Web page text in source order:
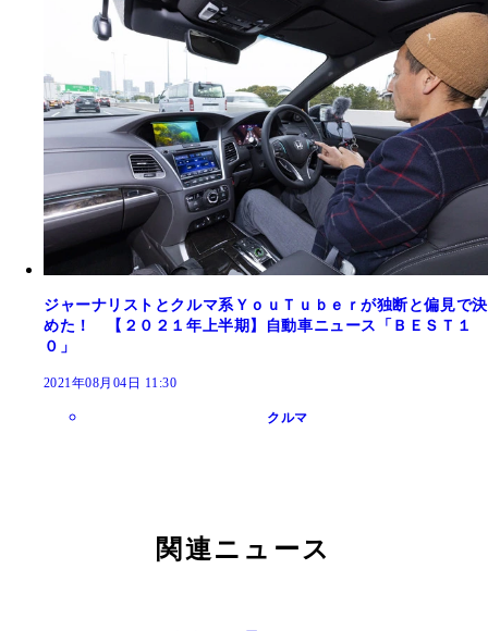
ジャーナリストとクルマ系ＹｏｕＴｕｂｅｒが独断と偏見で決
めた！ 【２０２１年上半期】自動車ニュース「ＢＥＳＴ１
０」
2021年08月04日 11:30
クルマ
関連ニュース